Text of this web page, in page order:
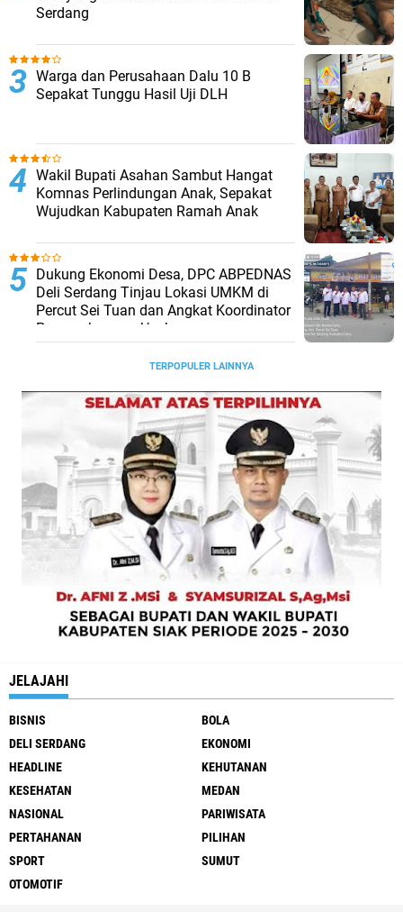
Serdang
Warga dan Perusahaan Dalu 10 B
Sepakat Tunggu Hasil Uji DLH
Wakil Bupati Asahan Sambut Hangat
Komnas Perlindungan Anak, Sepakat
Wujudkan Kabupaten Ramah Anak
Dukung Ekonomi Desa, DPC ABPEDNAS
Deli Serdang Tinjau Lokasi UMKM di
Percut Sei Tuan dan Angkat Koordinator
Pengembangan Usaha
TERPOPULER LAINNYA
JELAJAHI
BISNIS
BOLA
DELI SERDANG
EKONOMI
HEADLINE
KEHUTANAN
KESEHATAN
MEDAN
NASIONAL
PARIWISATA
PERTAHANAN
PILIHAN
SPORT
SUMUT
OTOMOTIF